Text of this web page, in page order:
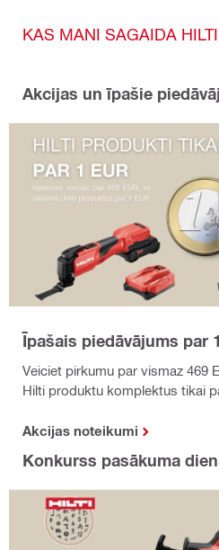
KAS MANI SAGAIDA
Akcijas un īpašie
Īpašais piedāvājums par
Veiciet pirkumu par vismaz 469
Hilti produktu komplektus tikai
Akcijas noteikumi
Konkurss pasākuma